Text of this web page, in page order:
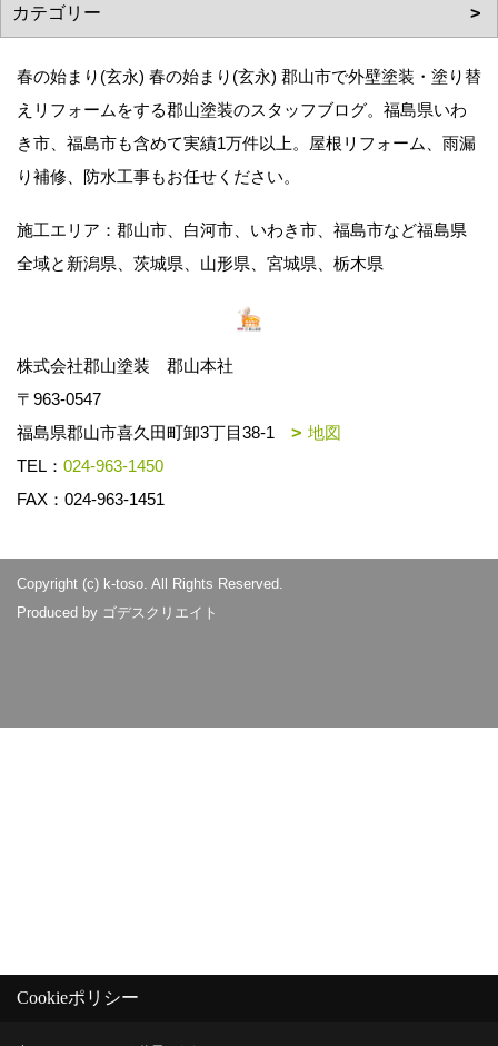
春の始まり(玄永) 春の始まり(玄永) 郡山市で外壁塗装・塗り替
えリフォームをする郡山塗装のスタッフブログ。福島県いわ
き市、福島市も含めて実績1万件以上。屋根リフォーム、雨漏
り補修、防水工事もお任せください。
施工エリア：郡山市、白河市、いわき市、福島市など福島県
全域と新潟県、茨城県、山形県、宮城県、栃木県
株式会社郡山塗装 郡山本社
〒963-0547
福島県郡山市喜久田町卸3丁目38-1
地図
TEL： 024-963-1450
FAX：024-963-1451
Copyright (c) k-toso. All Rights Reserved.
Produced by ゴデスクリエイト
Cookieポリシー